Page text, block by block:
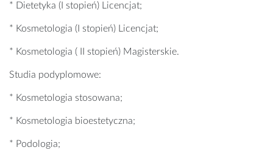
* Dietetyka (I stopień) Licencjat;
* Kosmetologia (I stopień) Licencjat;
* Kosmetologia ( II stopień) Magisterskie.
Studia podyplomowe:
* Kosmetologia stosowana;
* Kosmetologia bioestetyczna;
* Podologia;